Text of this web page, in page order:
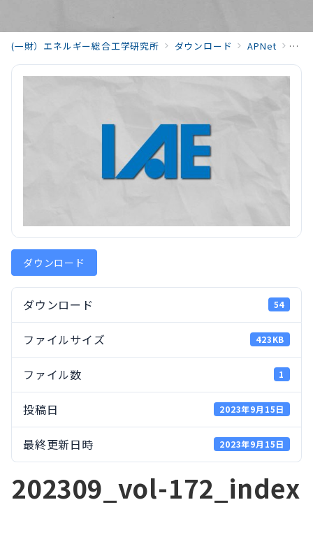
(一財）エネルギー総合工学研究所 ダウンロード APNet
ダウンロード
ダウンロード 54
ファイルサイズ 423KB
ファイル数 1
投稿日 2023年9月15日
最終更新日時 2023年9月15日
202309_vol-172_index